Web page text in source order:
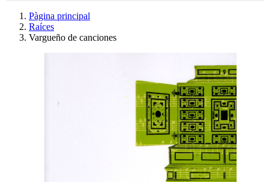
Pàgina principal
Raíces
Vargueño de canciones